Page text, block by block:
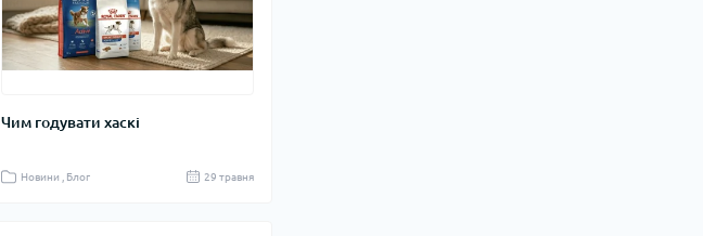
Чим годувати хаскі
Новини , Блог 29 травня